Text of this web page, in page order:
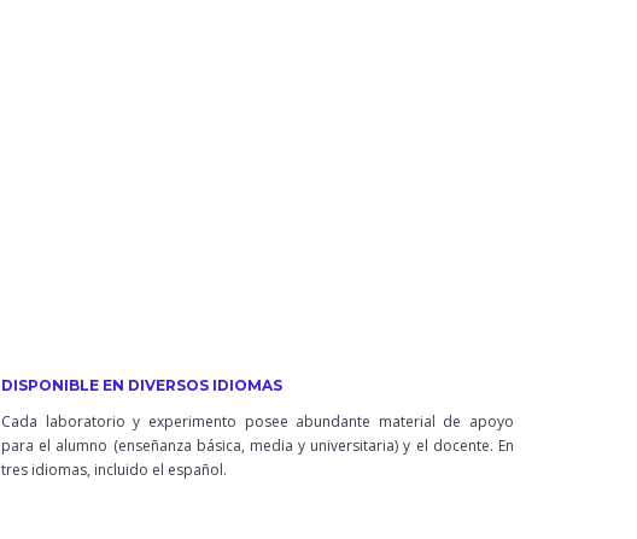
DISPONIBLE EN DIVERSOS IDIOMAS
Cada laboratorio y experimento posee abundante material de apoyo
para el alumno (enseñanza básica, media y universitaria) y el docente. En
tres idiomas, incluido el español.